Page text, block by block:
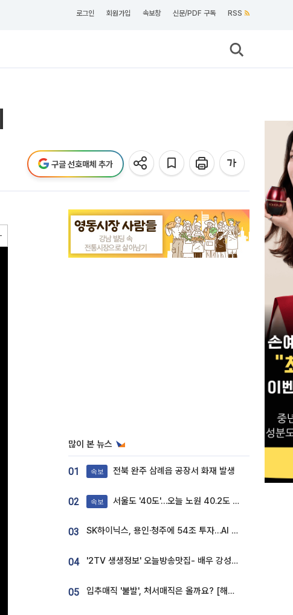
로그인 회원가입 속보창 신문/PDF 구독 RSS
구글 선호매체 추가
많이 본 뉴스
01 속보 전북 완주 삼례읍 공장서 화재 발생
02 속보 서울도 '40도'…오늘 노원 40.2도 기록
03 SK하이닉스, 용인·청주에 54조 투자…AI 메모리 생산기지 키운다
04 '2TV 생생정보' 오늘방송맛집- 배우 강성진 단골! 쌀국수ㆍ푸팟퐁 커리 맛집 '블○○○'
05 입추매직 '불발', 처서매직은 올까요? [해시태그]